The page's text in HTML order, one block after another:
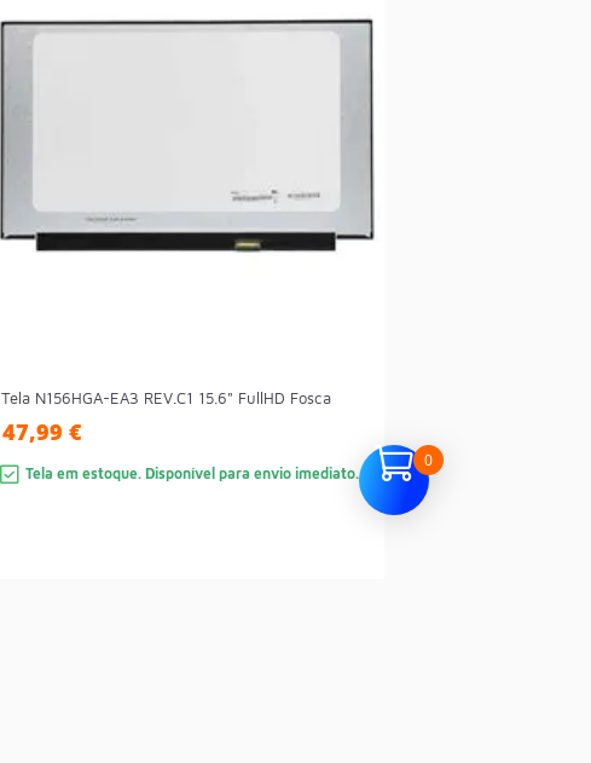
Tela N156HGA-EA3 REV.C1 15.6" FullHD Fosca
47,99 €
Tela em estoque. Disponível para envio imediato.
0